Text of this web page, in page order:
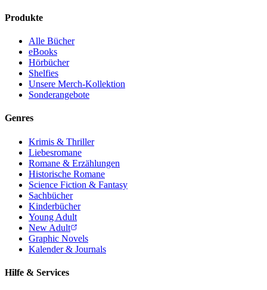
Produkte
Alle Bücher
eBooks
Hörbücher
Shelfies
Unsere Merch-Kollektion
Sonderangebote
Genres
Krimis & Thriller
Liebesromane
Romane & Erzählungen
Historische Romane
Science Fiction & Fantasy
Sachbücher
Kinderbücher
Young Adult
New Adult
Graphic Novels
Kalender & Journals
Hilfe & Services